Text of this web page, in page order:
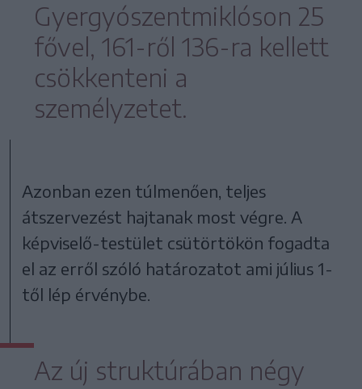
Gyergyószentmiklóson 25
fővel, 161-ről 136-ra kellett
csökkenteni a
személyzetet.
Azonban ezen túlmenően, teljes
átszervezést hajtanak most végre. A
képviselő-testület csütörtökön fogadta
el az erről szóló határozatot ami július 1-
től lép érvénybe.
Az új struktúrában négy